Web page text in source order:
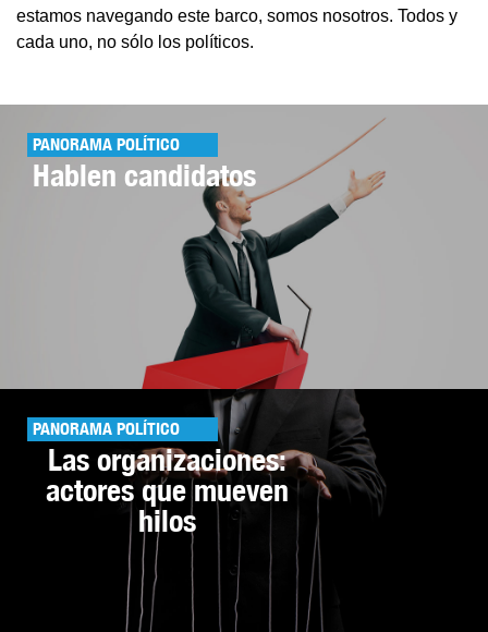
estamos navegando este barco, somos nosotros. Todos y
cada uno, no sólo los políticos.
PANORAMA POLÍTICO
Hablen candidatos
PANORAMA POLÍTICO
Las organizaciones:
actores que mueven
hilos